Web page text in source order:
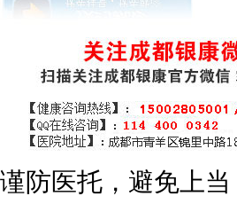
谨防医托，避免上